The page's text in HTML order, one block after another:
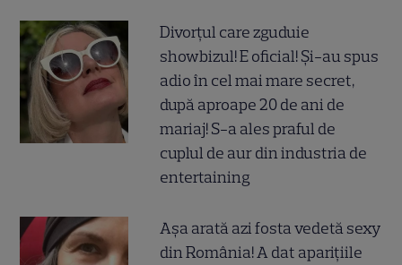
Divorțul care zguduie
showbizul! E oficial! Și-au spus
adio în cel mai mare secret,
după aproape 20 de ani de
mariaj! S-a ales praful de
cuplul de aur din industria de
entertaining
Așa arată azi fosta vedetă sexy
din România! A dat aparițiile